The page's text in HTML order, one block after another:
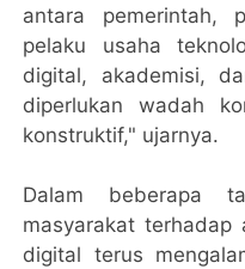
antara pemerintah,
pelaku usaha
digital, akademisi,
diperlukan wadah
konstruktif," ujarnya.
Dalam beberapa
masyarakat terhadap
digital terus